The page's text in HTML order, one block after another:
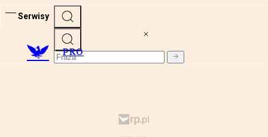
Serwisy
PRO